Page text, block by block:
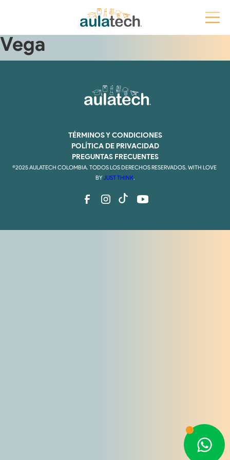
Juan Sebastián Galán
Vega
TÉRMINOS Y CONDICIONES
POLÍTICA DE PRIVACIDAD
PREGUNTAS FRECUENTES
®2025 AULATECH COLOMBIA. TODOS LOS DERECHOS RESERVADOS. WITH LOVE
BY JUST THINK.